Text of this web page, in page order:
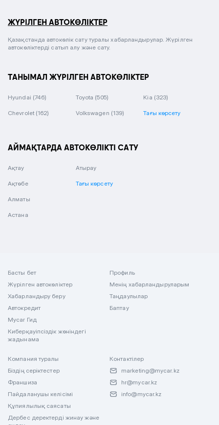
ЖҮРІЛГЕН АВТОКӨЛІКТЕР
Қазақстанда автокөлік сату туралы хабарландырулар. Жүрілген
автокөліктерді сатып алу және сату.
ТАНЫМАЛ ЖҮРІЛГЕН АВТОКӨЛІКТЕР
Hyundai (746) Toyota (505) Kia (323)
Chevrolet (162) Volkswagen (139) Тағы көрсету
АЙМАҚТАРДА АВТОКӨЛІКТІ САТУ
Ақтау
Ақтөбе
Алматы
Астана
Атырау
Тағы көрсету
Басты бет
Жүрілген автокөліктер
Хабарландыру беру
Автокредит
Mycar Гид
Киберқауіпсіздік жөніндегі
жадынама
Профиль
Менің хабарландыруларым
Таңдаулылар
Баптау
Компания туралы
Біздің серіктестер
Франшиза
Пайдаланушы келісімі
Құпиялылық саясаты
Дербес деректерді жинау және
Контактілер
marketing@mycar.kz
hr@mycar.kz
info@mycar.kz